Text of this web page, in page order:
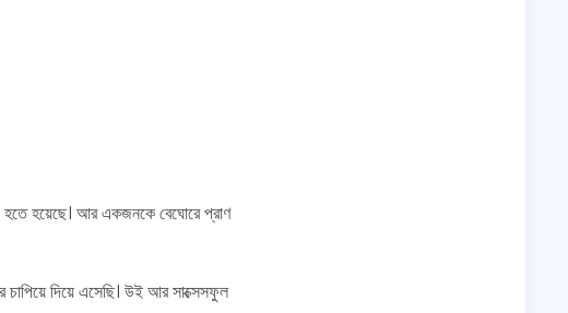
হতে হয়েছে। আর একজনকে বেঘোরে প্রাণ
দিয়ে এসেছি। উই আর সাক্সেসফুল